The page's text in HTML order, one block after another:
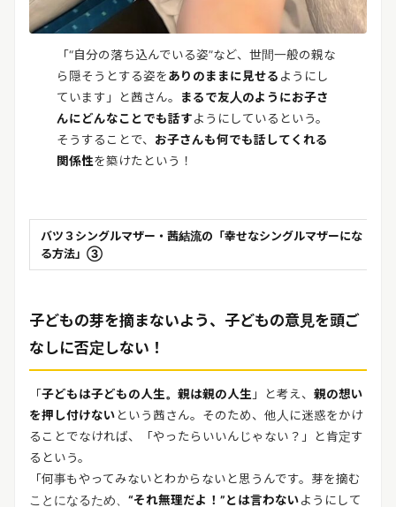
「“自分の落ち込んでいる姿”など、世間一般の親な
ら隠そうとする姿をありのままに見せる ようにし
ています」と茜さん。
まるで友人のようにお子さ
んにどんなことでも話すようにしているという。
そうすることで、 お子さんも何でも話してくれる
関係性を築けたという！
バツ３シングルマザー・茜結流の「幸せなシングルマザーにな
る方法」③
子どもの芽を摘まないよう、子どもの意見を頭ご
なしに否定しない！
「子どもは子どもの人生。親は親の人生 」と考え、 親の想い
を押し付けない という茜さん。そのため、他人に迷惑をかけ
ることでなければ、「やったらいいんじゃない？」と肯定す
るという。
「何事もやってみないとわからないと思うんです。芽を摘む
ことになるため、 “それ無理だよ！”とは言わないようにして